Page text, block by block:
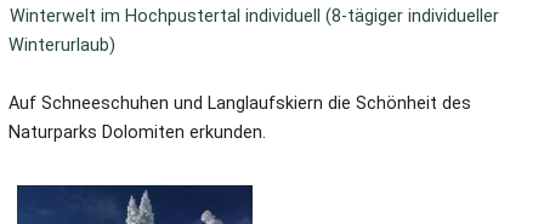
Winterwelt im Hochpustertal individuell (8-tägiger individueller
Winterurlaub)
Auf Schneeschuhen und Langlaufskiern die Schönheit des
Naturparks Dolomiten erkunden.